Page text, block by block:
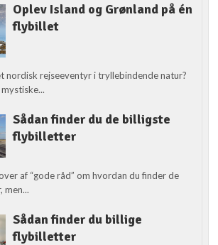
Oplev Island og Grønland på én
flybillet
nordisk rejseeventyr i tryllebindende natur?
Sådan finder du de billigste
flybilletter
af “gode råd” om hvordan du finder de
men...
Sådan finder du billige
flybilletter